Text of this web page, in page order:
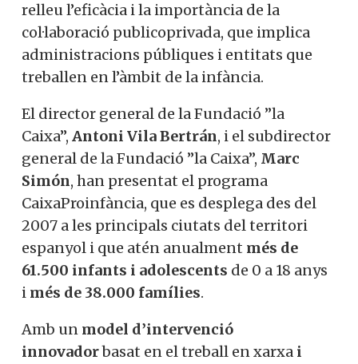
relleu l’eficàcia i la importància de la
col·laboració publicoprivada, que implica
administracions públiques i entitats que
treballen en l’àmbit de la infància.
El director general de la Fundació ”la
Caixa”, Antoni Vila Bertrán, i el subdirector
general de la Fundació ”la Caixa”, Marc
Simón, han presentat el programa
CaixaProinfància, que es desplega des del
2007 a les principals ciutats del territori
espanyol i que atén anualment més de
61.500 infants i adolescents de 0 a 18 anys
i més de 38.000 famílies.
Amb un model d’intervenció
innovadorbasat en el treball en xarxa i